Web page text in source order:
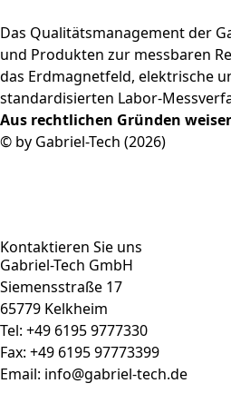
Das Qualitätsmanagement der
und Produkten zur messbaren
das Erdmagnetfeld, elektrische
standardisierten Labor-
Aus rechtlichen Gründen
© by Gabriel-Tech (2026)
Kontaktieren Sie uns
Gabriel-Tech GmbH
Siemensstraße 17
65779 Kelkheim
Tel: +49 6195 9777330
Fax: +49 6195 97773399
Email: info@gabriel-tech.de